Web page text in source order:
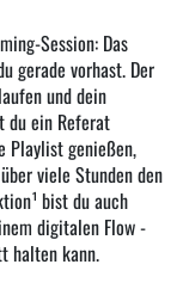
Session: Das
gerade vorhast. Der
und dein
du ein Referat
Playlist genießen,
viele Stunden den
bist du auch
digitalen Flow -
halten kann.